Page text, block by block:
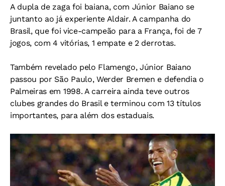
A dupla de zaga foi baiana, com Júnior Baiano se
juntanto ao já experiente Aldair. A campanha do
Brasil, que foi vice-campeão para a França, foi de 7
jogos, com 4 vitórias, 1 empate e 2 derrotas.
Também revelado pelo Flamengo, Júnior Baiano
passou por São Paulo, Werder Bremen e defendia o
Palmeiras em 1998. A carreira ainda teve outros
clubes grandes do Brasil e terminou com 13 títulos
importantes, para além dos estaduais.